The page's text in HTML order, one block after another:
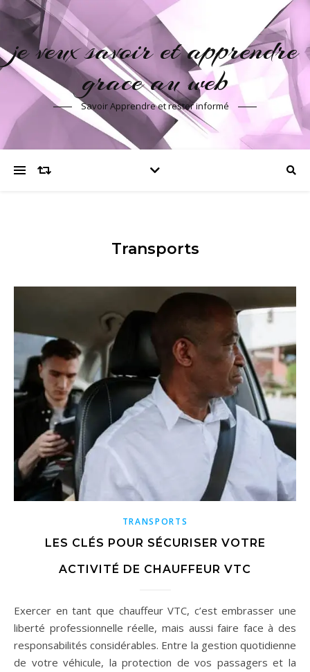
je veux savoir et apprendre
grace au web
Savoir Apprendre et rester informé
Transports
TRANSPORTS
LES CLÉS POUR SÉCURISER VOTRE
ACTIVITÉ DE CHAUFFEUR VTC
Exercer en tant que chauffeur VTC, c’est embrasser une
liberté professionnelle réelle, mais aussi faire face à des
responsabilités considérables. Entre la gestion quotidienne
de votre véhicule, la protection de vos passagers et la